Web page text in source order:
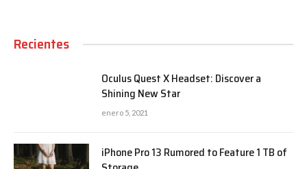
Recientes
Oculus Quest X Headset: Discover a
Shining New Star
enero 5, 2021
iPhone Pro 13 Rumored to Feature 1 TB of